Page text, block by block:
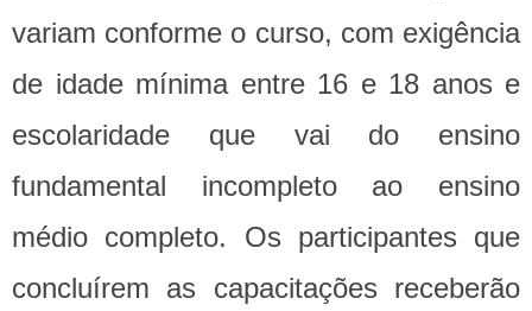
variam conforme o curso, com exigência
de idade mínima entre 16 e 18 anos e
escolaridade que vai do ensino
fundamental incompleto ao ensino
médio completo. Os participantes que
concluírem as capacitações receberão